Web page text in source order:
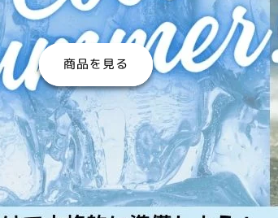
商品を見る